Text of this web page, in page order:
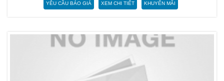
YÊU CẦU BÁO GIÁ XEM CHI TIẾT KHUYẾN MÃI